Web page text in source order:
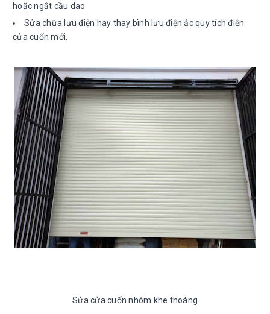
hoặc ngắt cầu dao
Sửa chữa lưu điện hay thay bình lưu điện ắc quy tích điện
cửa cuốn mới.
Sửa cửa cuốn nhôm khe thoáng